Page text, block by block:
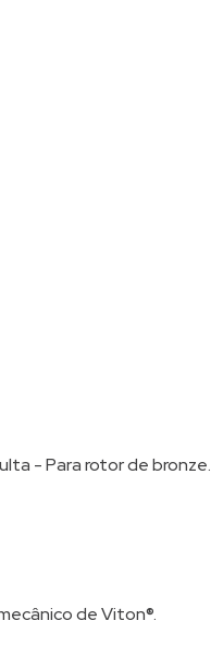
- Para rotor de bronze.
de Viton®.